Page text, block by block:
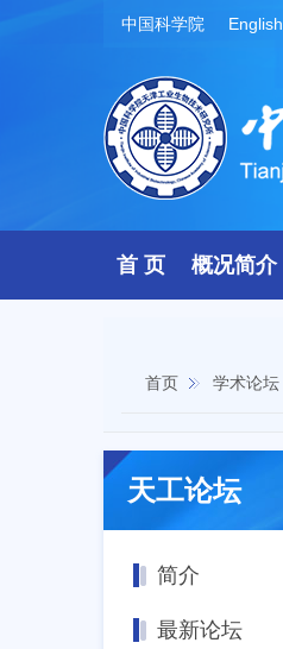
中国科学院 English
首 页 概况简介
首页 学术论坛
天工论坛
简介
最新论坛